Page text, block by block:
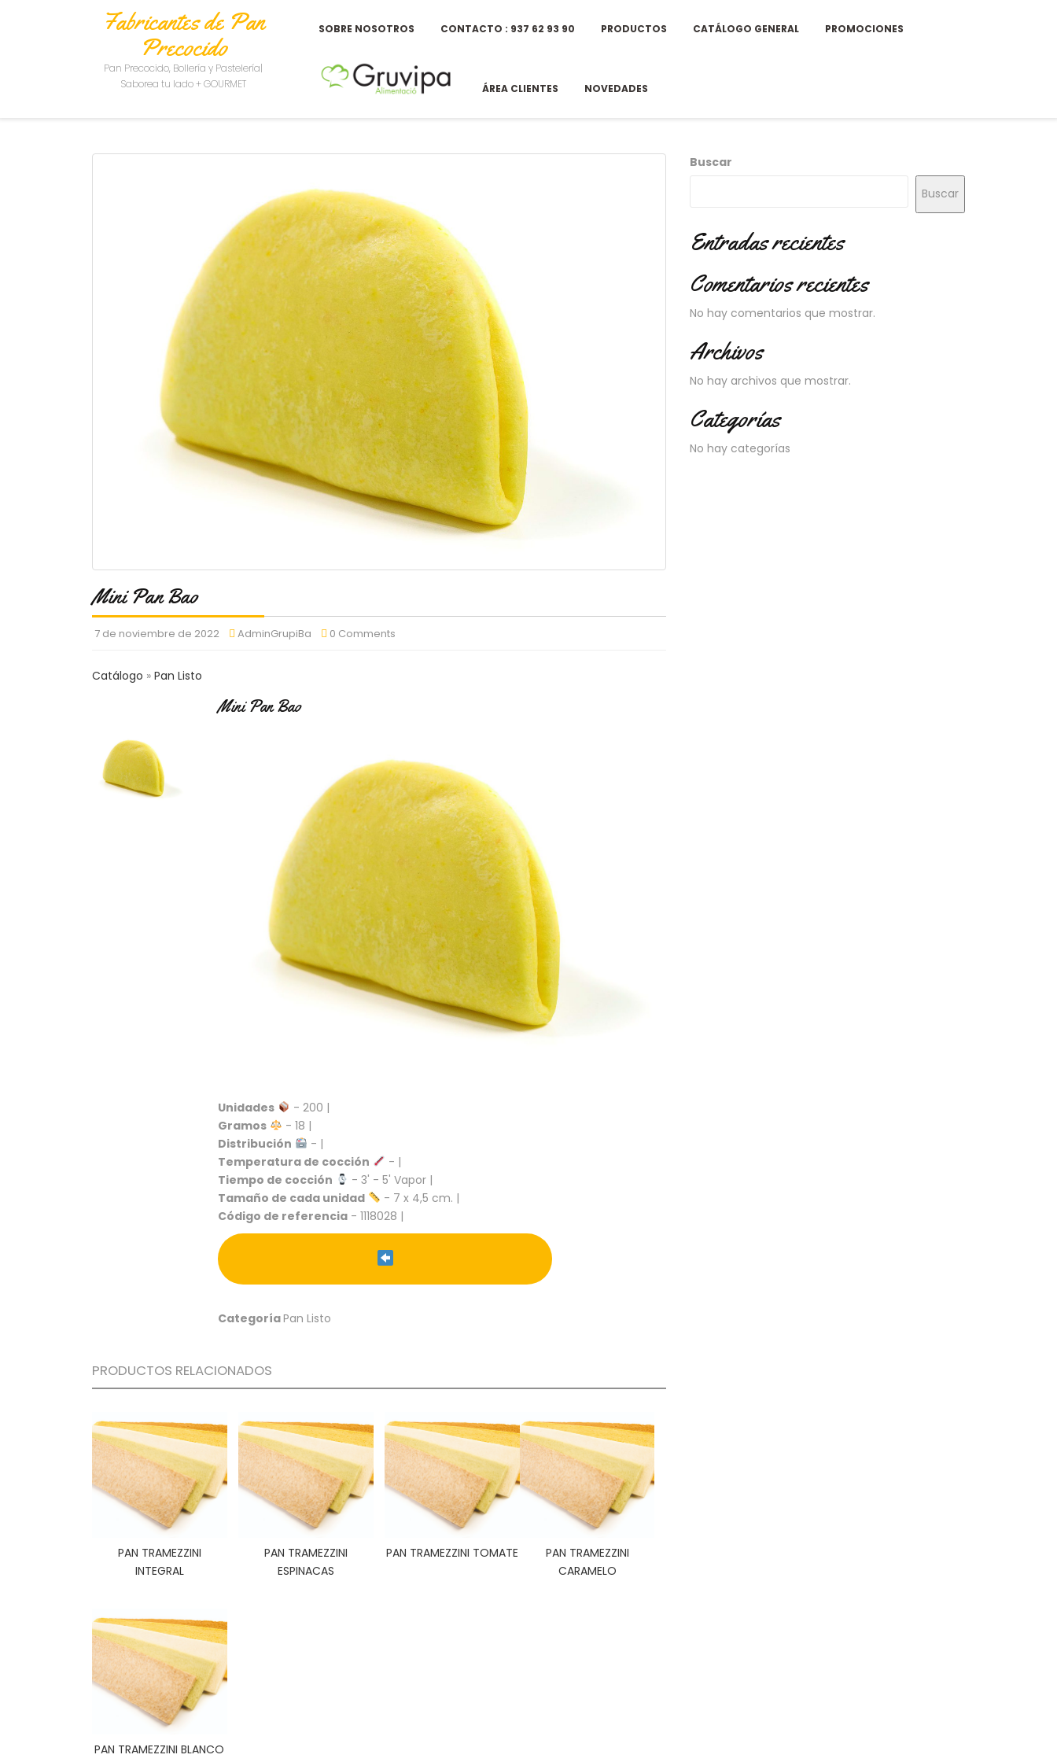
Fabricantes de Pan
Precocido
Pan Precocido, Bollería y Pastelería|
Saborea tu lado + GOURMET
SOBRE NOSOTROS CONTACTO : 937 62 93 90 PRODUCTOS CATÁLOGO GENERAL PROMOCIONES
ÁREA CLIENTES NOVEDADES
Mini Pan Bao
7 de noviembre de 2022 AdminGrupiBa 0 Comments
Catálogo Pan Listo
Mini Pan Bao
Unidades
- 200 |
Gramos
- 18 |
Distribución
- |
Temperatura de cocción
- |
Tiempo de cocción
- 3' - 5' Vapor |
Tamaño de cada unidad
- 7 x 4,5 cm. |
Código de referencia - 1118028 |
CategoríaPan Listo
PRODUCTOS RELACIONADOS
PAN TRAMEZZINI
INTEGRAL
PAN TRAMEZZINI
ESPINACAS
PAN TRAMEZZINI TOMATE
PAN TRAMEZZINI
CARAMELO
PAN TRAMEZZINI BLANCO
Buscar
Buscar
Entradas recientes
Comentarios recientes
No hay comentarios que mostrar.
Archivos
No hay archivos que mostrar.
Categorías
No hay categorías